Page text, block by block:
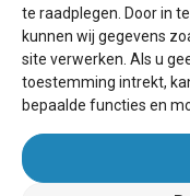
te raadplegen. Door in
kunnen wij gegevens
site verwerken. Als u
toestemming intrekt,
bepaalde functies en
Voor eigenaren
Een advertentie
Succesvol